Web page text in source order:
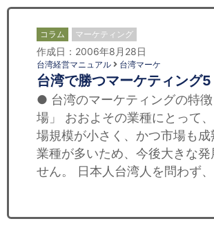
コラム マーケティング
作成日：2006年8月28日
台湾経営マニュアル 台湾マーケ
台湾で勝つマーケティング5
● 台湾のマーケティングの特
場」 おおよその業種にとって
場規模が小さく、かつ市場も成
業種が多いため、今後大きな発
せん。 日本人台湾人を問わず